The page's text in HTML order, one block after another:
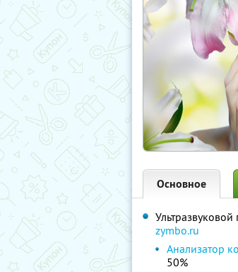
Основное
zymbo.ru
Анализатор
50%